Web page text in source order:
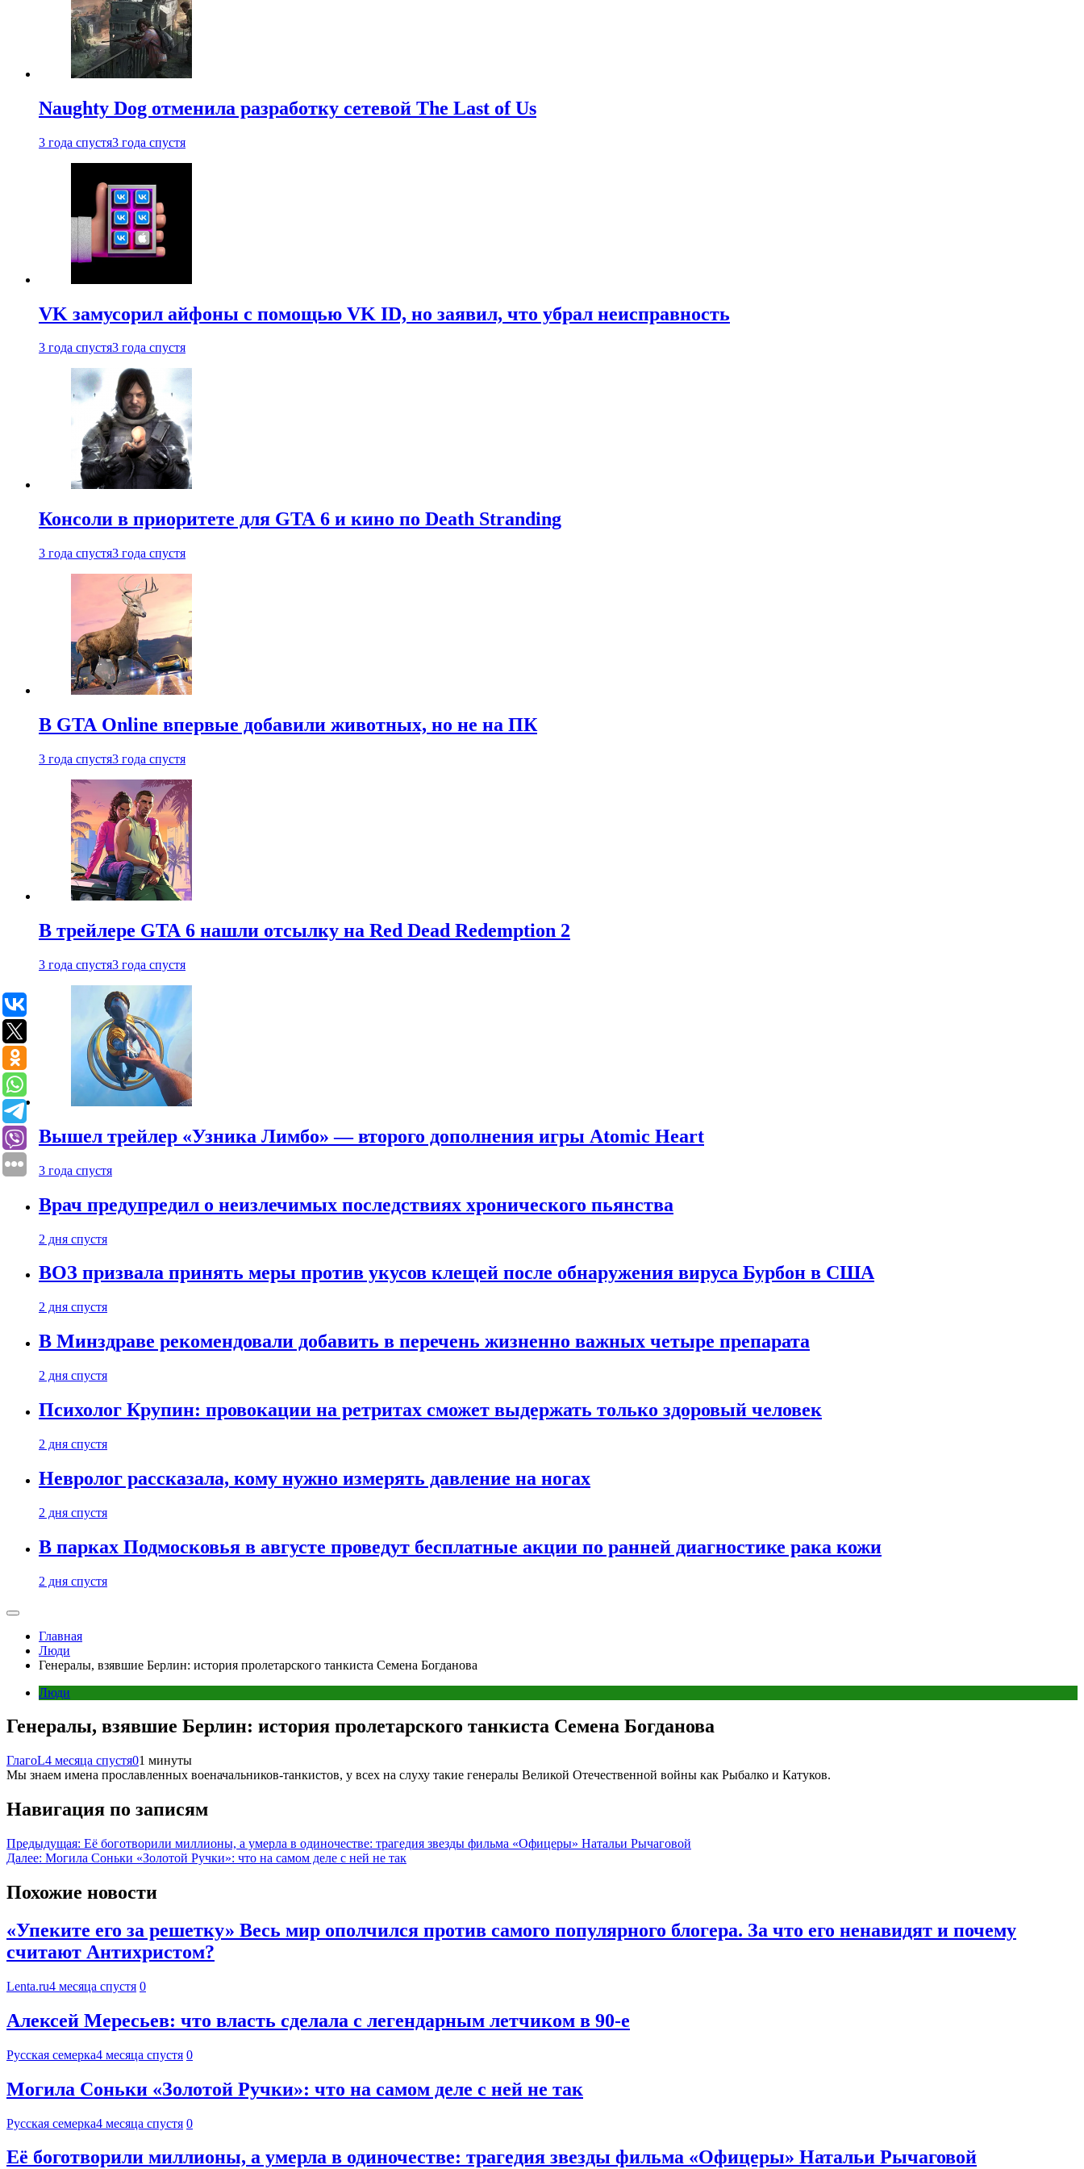
Naughty Dog отменила разработку сетевой The Last of Us
3 года спустя3 года спустя
VK замусорил айфоны с помощью VK ID, но заявил, что убрал неисправность
3 года спустя3 года спустя
Консоли в приоритете для GTA 6 и кино по Death Stranding
3 года спустя3 года спустя
В GTA Online впервые добавили животных, но не на ПК
3 года спустя3 года спустя
В трейлере GTA 6 нашли отсылку на Red Dead Redemption 2
3 года спустя3 года спустя
Вышел трейлер «Узника Лимбо» — второго дополнения игры Atomic Heart
3 года спустя
Врач предупредил о неизлечимых последствиях хронического пьянства
2 дня спустя
ВОЗ призвала принять меры против укусов клещей после обнаружения вируса Бурбон в США
2 дня спустя
В Минздраве рекомендовали добавить в перечень жизненно важных четыре препарата
2 дня спустя
Психолог Крупин: провокации на ретритах сможет выдержать только здоровый человек
2 дня спустя
Невролог рассказала, кому нужно измерять давление на ногах
2 дня спустя
В парках Подмосковья в августе проведут бесплатные акции по ранней диагностике рака кожи
2 дня спустя
Главная
Люди
Генералы, взявшие Берлин: история пролетарского танкиста Семена Богданова
Люди
Генералы, взявшие Берлин: история пролетарского танкиста Семена Богданова
ГлагоL4 месяца спустя01 минуты
Мы знаем имена прославленных военачальников-танкистов, у всех на слуху такие генералы Великой Отечественной войны как Рыбалко и Катуков.
Навигация по записям
Предыдущая: Её боготворили миллионы, а умерла в одиночестве: трагедия звезды фильма «Офицеры» Натальи Рычаговой
Далее: Могила Соньки «Золотой Ручки»: что на самом деле с ней не так
Похожие новости
«Упеките его за решетку» Весь мир ополчился против самого популярного блогера. За что его ненавидят и почему
считают Антихристом?
Lenta.ru4 месяца спустя 0
Алексей Мересьев: что власть сделала с легендарным летчиком в 90-е
Русская семерка4 месяца спустя 0
Могила Соньки «Золотой Ручки»: что на самом деле с ней не так
Русская семерка4 месяца спустя 0
Её боготворили миллионы, а умерла в одиночестве: трагедия звезды фильма «Офицеры» Натальи Рычаговой